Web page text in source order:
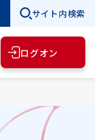
サイト内検索
ログオン